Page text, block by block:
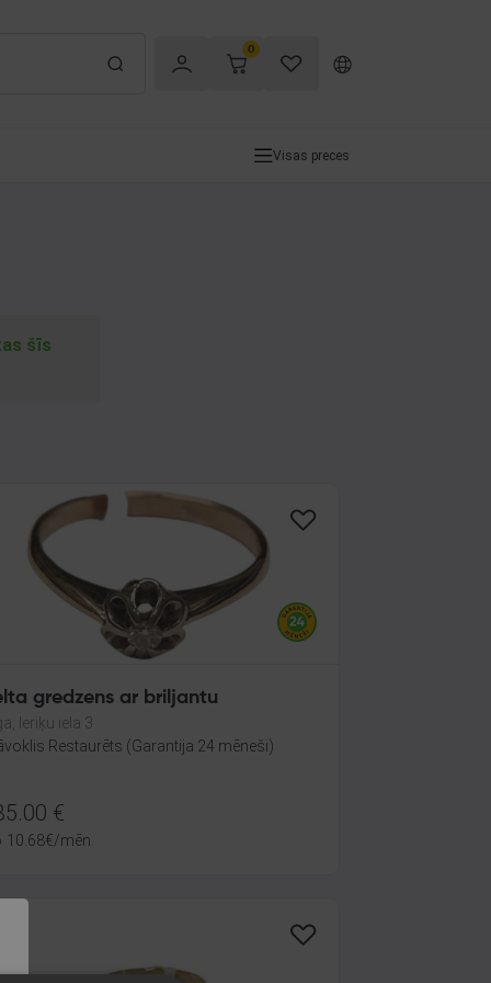
0
Visas preces
šīs
gredzens ar briljantu
Ieriķu iela 3
Restaurēts (Garantija 24 mēneši)
€
10.68€/mēn.